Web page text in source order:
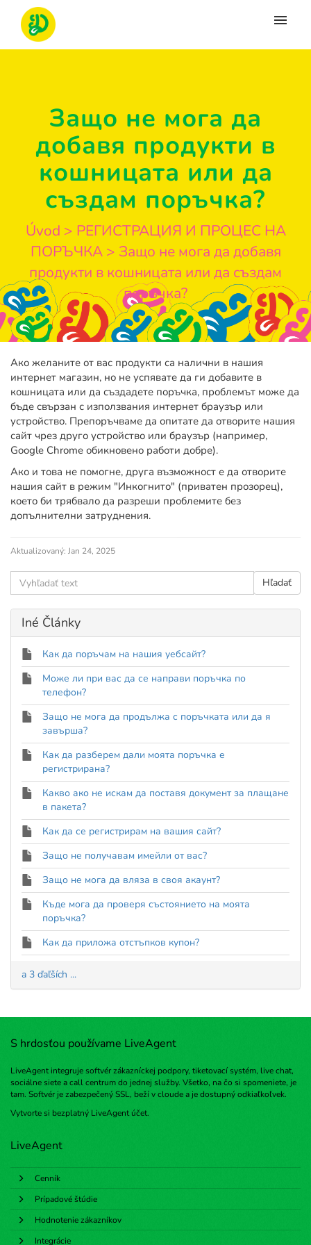
PrihlásenieЗащо не мога да
добавя продукти в
кошницата или да
създам поръчка?
Úvod > РЕГИСТРАЦИЯ И ПРОЦЕС НА
ПОРЪЧКА > Защо не мога да добавя
продукти в кошницата или да създам
поръчка?
Ако желаните от вас продукти са налични в нашия
интернет магазин, но не успявате да ги добавите в
кошницата или да създадете поръчка, проблемът може да
бъде свързан с използвания интернет браузър или
устройство. Препоръчваме да опитате да отворите нашия
сайт чрез друго устройство или браузър (например,
Google Chrome обикновено работи добре).
Ако и това не помогне, друга възможност е да отворите
нашия сайт в режим "Инкогнито" (приватен прозорец),
което би трябвало да разреши проблемите без
допълнителни затруднения.
Aktualizovaný: Jan 24, 2025
Iné Články
Как да поръчам на нашия уебсайт?
Може ли при вас да се направи поръчка по
телефон?
Защо не мога да продължа с поръчката или да я
завърша?
Как да разберем дали моята поръчка е
регистрирана?
Какво ако не искам да поставя документ за плащане
в пакета?
Как да се регистрирам на вашия сайт?
Защо не получавам имейли от вас?
Защо не мога да вляза в своя акаунт?
Къде мога да проверя състоянието на моята
поръчка?
Как да приложа отстъпков купон?
a 3 ďaľších ...
S hrdosťou používame LiveAgent
LiveAgent integruje softvér zákazníckej podpory, tiketovací systém, live chat,
sociálne siete a call centrum do jednej služby. Všetko, na čo si spomeniete, je
tam. Softvér je zabezpečený SSL, beží v cloude a je dostupný odkiaľkoľvek.
Vytvorte si bezplatný LiveAgent účet.
LiveAgent
Cenník
Prípadové štúdie
Hodnotenie zákazníkov
Integrácie